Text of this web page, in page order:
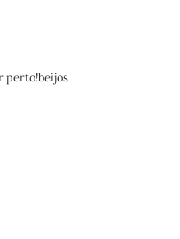
perto!beijos